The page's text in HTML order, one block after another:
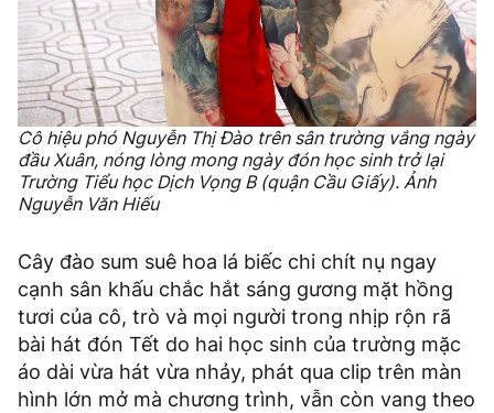
Cô hiệu phó Nguyễn Thị Đào trên sân trường vắng ngày
đầu Xuân, nóng lòng mong ngày đón học sinh trở lại
Trường Tiểu học Dịch Vọng B (quận Cầu Giấy). Ảnh
Nguyễn Văn Hiếu
Cây đào sum suê hoa lá biếc chi chít nụ ngay
cạnh sân khấu chắc hắt sáng gương mặt hồng
tươi của cô, trò và mọi người trong nhịp rộn rã
bài hát đón Tết do hai học sinh của trường mặc
áo dài vừa hát vừa nhảy, phát qua clip trên màn
hình lớn mở mà chương trình, vẫn còn vang theo